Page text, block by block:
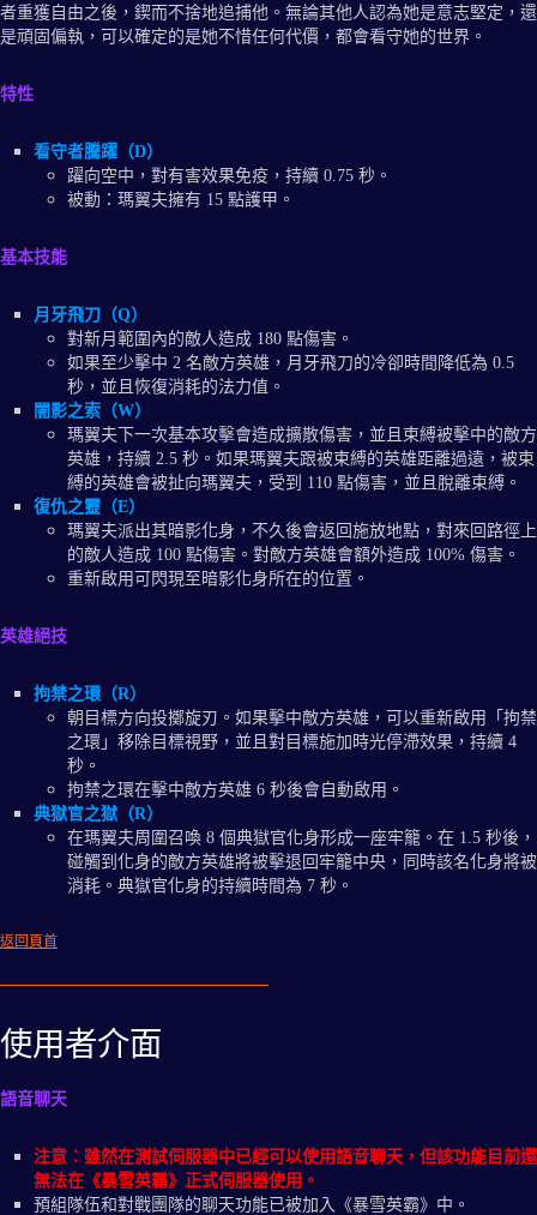
者重獲自由之後，鍥而不捨地追捕他。無論其他人認為她是意志堅定，還
是頑固偏執，可以確定的是她不惜任何代價，都會看守她的世界。
特性
看守者騰躍（D）
躍向空中，對有害效果免疫，持續 0.75 秒。
被動：瑪翼夫擁有 15 點護甲。
基本技能
月牙飛刀（Q）
對新月範圍內的敵人造成 180 點傷害。
如果至少擊中 2 名敵方英雄，月牙飛刀的冷卻時間降低為 0.5
秒，並且恢復消耗的法力值。
闇影之索（W）
瑪翼夫下一次基本攻擊會造成擴散傷害，並且束縛被擊中的敵方
英雄，持續 2.5 秒。如果瑪翼夫跟被束縛的英雄距離過遠，被束
縛的英雄會被扯向瑪翼夫，受到 110 點傷害，並且脫離束縛。
復仇之靈（E）
瑪翼夫派出其暗影化身，不久後會返回施放地點，對來回路徑上
的敵人造成 100 點傷害。對敵方英雄會額外造成 100% 傷害。
重新啟用可閃現至暗影化身所在的位置。
英雄絕技
拘禁之環（R）
朝目標方向投擲旋刃。如果擊中敵方英雄，可以重新啟用「拘禁
之環」移除目標視野，並且對目標施加時光停滯效果，持續 4
秒。
拘禁之環在擊中敵方英雄 6 秒後會自動啟用。
典獄官之獄（R）
在瑪翼夫周圍召喚 8 個典獄官化身形成一座牢籠。在 1.5 秒後，
碰觸到化身的敵方英雄將被擊退回牢籠中央，同時該名化身將被
消耗。典獄官化身的持續時間為 7 秒。
返回頁首
使用者介面
語音聊天
注意：雖然在測試伺服器中已經可以使用語音聊天，但該功能目前還
無法在《暴雪英霸》正式伺服器使用。
預組隊伍和對戰團隊的聊天功能已被加入《暴雪英霸》中。